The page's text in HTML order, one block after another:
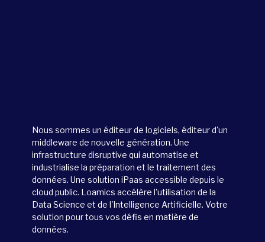
Nous sommes un éditeur de logiciels, éditeur d'un
middleware de nouvelle génération. Une
infrastructure disruptive qui automatise et
industrialise la préparation et le traitement des
données. Une solution iPaas accessible depuis le
cloud public. Loamics accélère l'utilisation de la
Data Science et de l'Intelligence Artificielle. Votre
solution pour tous vos défis en matière de
données.